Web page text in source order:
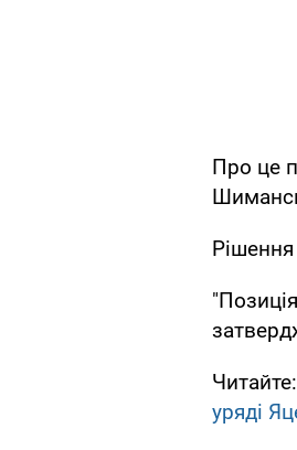
Про це
Рішення
Читайте:
уряді